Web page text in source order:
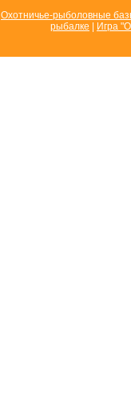
Охотничье-рыболовные
рыбалке
Игра